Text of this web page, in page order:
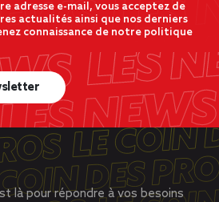
adresse e-mail, vous acceptez de
actualités ainsi que nos derniers
connaissance de notre politique
là pour répondre à vos besoins